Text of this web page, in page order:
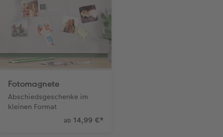
Fotomagnete
Abschiedsgeschenke im
kleinen Format
ab 14,99 €*